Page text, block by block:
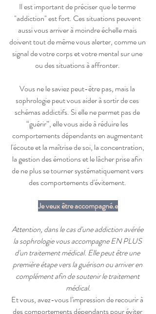
Il est important de préciser que le terme
"addiction" est fort. Ces situations peuvent
aussi vous arriver à moindre échelle mais
doivent tout de même vous alerter, comme un
signal de votre corps et votre mental sur une
ou des situations à affronter.
Vous ne le saviez peut-être pas, mais la
sophrologie peut vous aider à sortir de ces
schémas addictifs. Si elle ne permet pas de
“guérir”, elle vous aide à réduire les
comportements dépendants en augmentant
l'écoute et la maîtrise de soi, la concentration,
la gestion des émotions et le lâcher prise afin
de ne plus se tourner systématiquement vers
des comportements d'évitement.
Je veux être accompagné.e
Attention, dans le cas d'une addiction avérée
la sophrologie vous accompagne EN PLUS
d'un traitement médical. Elle peut être une
première étape vers la guérison ou arriver en
complément afin de soutenir le traitement
médical.
Et vous, avez-vous l'impression de recourir à
des comportements dépendants pour éviter